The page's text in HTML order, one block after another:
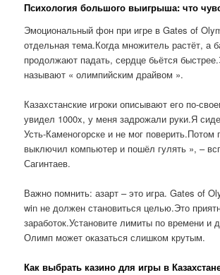
Психология большого выигрыша: что
Эмоциональный фон при игре в Gates of
отдельная тема.Когда множитель растёт, а
продолжают падать, сердце бьётся
называют « олимпийским драйвом ».
Казахстанские игроки описывают его по-
увидел 1000x, у меня задрожали руки.Я
Усть-Каменогорске и не мог поверить.Потом
выключил компьютер и пошёл гулять », –
Сагинтаев.
Важно помнить: азарт – это игра. Gates of
win не должен становиться целью.Это
заработок.Установите лимиты по времени и
Олимп может оказаться слишком крутым.
Как выбрать казино для игры в